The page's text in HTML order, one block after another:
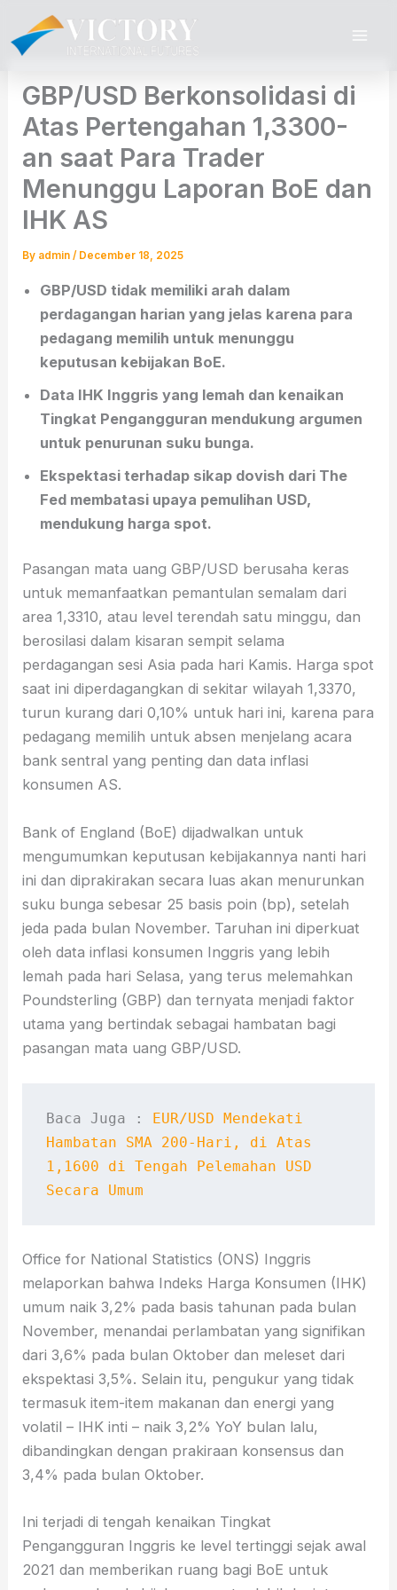
content
GBP/USD Berkonsolidasi di
Atas Pertengahan 1,3300-
an saat Para Trader
Menunggu Laporan BoE dan
IHK AS
By admin/ December 18, 2025
GBP/USD tidak memiliki arah dalam
perdagangan harian yang jelas karena para
pedagang memilih untuk menunggu
keputusan kebijakan BoE.
Data IHK Inggris yang lemah dan kenaikan
Tingkat Pengangguran mendukung argumen
untuk penurunan suku bunga.
Ekspektasi terhadap sikap dovish dari The
Fed membatasi upaya pemulihan USD,
mendukung harga spot.
Pasangan mata uang GBP/USD berusaha keras
untuk memanfaatkan pemantulan semalam dari
area 1,3310, atau level terendah satu minggu, dan
berosilasi dalam kisaran sempit selama
perdagangan sesi Asia pada hari Kamis. Harga spot
saat ini diperdagangkan di sekitar wilayah 1,3370,
turun kurang dari 0,10% untuk hari ini, karena para
pedagang memilih untuk absen menjelang acara
bank sentral yang penting dan data inflasi
konsumen AS.
Bank of England (BoE) dijadwalkan untuk
mengumumkan keputusan kebijakannya nanti hari
ini dan diprakirakan secara luas akan menurunkan
suku bunga sebesar 25 basis poin (bp), setelah
jeda pada bulan November. Taruhan ini diperkuat
oleh data inflasi konsumen Inggris yang lebih
lemah pada hari Selasa, yang terus melemahkan
Poundsterling (GBP) dan ternyata menjadi faktor
utama yang bertindak sebagai hambatan bagi
pasangan mata uang GBP/USD.
Baca Juga : EUR/USD Mendekati
Hambatan SMA 200-Hari, di Atas
1,1600 di Tengah Pelemahan USD
Secara Umum
Office for National Statistics (ONS) Inggris
melaporkan bahwa Indeks Harga Konsumen (IHK)
umum naik 3,2% pada basis tahunan pada bulan
November, menandai perlambatan yang signifikan
dari 3,6% pada bulan Oktober dan meleset dari
ekspektasi 3,5%. Selain itu, pengukur yang tidak
termasuk item-item makanan dan energi yang
volatil – IHK inti – naik 3,2% YoY bulan lalu,
dibandingkan dengan prakiraan konsensus dan
3,4% pada bulan Oktober.
Ini terjadi di tengah kenaikan Tingkat
Pengangguran Inggris ke level tertinggi sejak awal
2021 dan memberikan ruang bagi BoE untuk